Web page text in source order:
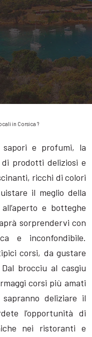
in Corsica ?
e profumi, la
prodotti deliziosi e
ricchi di colori
il meglio della
e botteghe
sorprendervi con
e inconfondibile.
corsi, da gustare
brocciu al casgiu
corsi più amati
deliziare il
l’opportunità di
nei ristoranti e